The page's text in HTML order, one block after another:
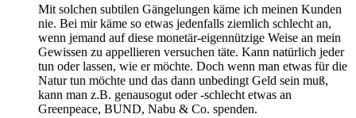
Mit solchen subtilen Gängelungen käme ich meinen Kunden
nie. Bei mir käme so etwas jedenfalls ziemlich schlecht an,
wenn jemand auf diese monetär-eigennützige Weise an mein
Gewissen zu appellieren versuchen täte. Kann natürlich jeder
tun oder lassen, wie er möchte. Doch wenn man etwas für die
Natur tun möchte und das dann unbedingt Geld sein muß,
kann man z.B. genausogut oder -schlecht etwas an
Greenpeace, BUND, Nabu & Co. spenden.